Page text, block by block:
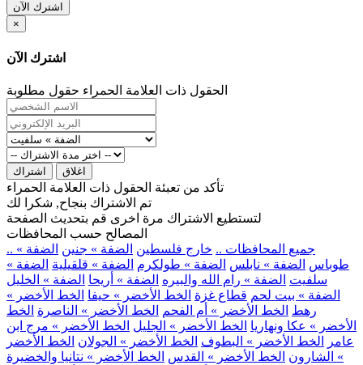
اشترك الآن
×
اشترك الآن
الحقول ذات العلامة الحمراء حقول مطلوبة
اشتراك اغلاق
تأكد من تعبئة الحقول ذات العلامة الحمراء
تم الاشتراك بنجاح, شكرا لك
لتستطيع الاشتراك مرة اخرى قم بتحديث الصفحة
المصالح حسب المحافظات
.. جميع المحافظات .. خارج فلسطين الضفة » جنين الضفة »
طوباس الضفة » نابلس الضفة » طولكرم الضفة » قلقيلية الضفة »
سلفيت الضفة » رام الله والبيره الضفة » أريحا الضفة » الخليل
الضفة » بيت لحم قطاع غزة الخط الأخضر » حيفا الخط الأخضر »
رهط الخط الأخضر » أم الفحم الخط الأخضر » الناصرة الخط
الأخضر » عكا ونهاريا الخط الأخضر » الجليل الخط الأخضر » مرج ابن
عامر
الخط الأخضر » البطوف الخط الأخضر » الجولان الخط الأخضر
» الشارون الخط الأخضر » القدس الخط الأخضر » نتانيا والخضيرة